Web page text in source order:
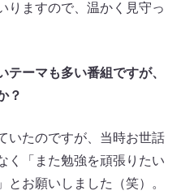
りますので、温かく見守っ
ーマも多い番組ですが、
？
いたのですが、当時お世話
く「また勉強を頑張りたい
お願いしました（笑）。